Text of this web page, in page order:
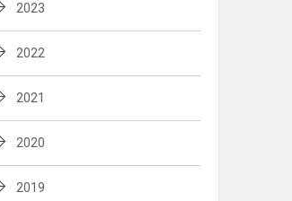
2023
2022
2021
2020
2019